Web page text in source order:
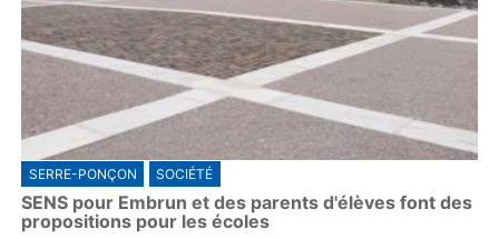
SERRE-PONÇON SOCIÉTÉ
SENS pour Embrun et des parents d'élèves font des
propositions pour les écoles